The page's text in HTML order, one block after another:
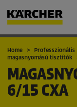
Kosár
Home Professzionális
magasnyomású tisztítók
6/15 CXA